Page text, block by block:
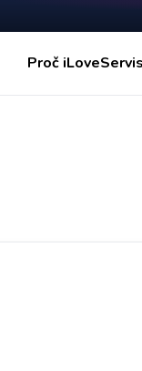
Proč iLoveServis